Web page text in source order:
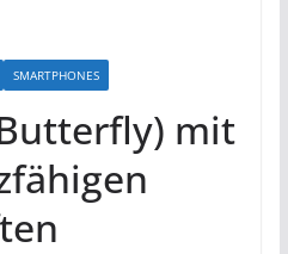
SMARTPHONES
mit